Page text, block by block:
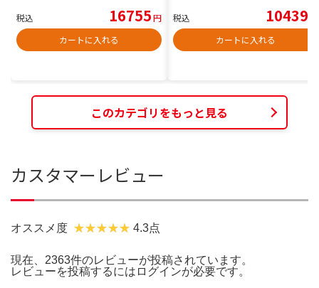
税込 16755円
カートに入れる
税込 10439
カートに入れる
このカテゴリをもっと見る
カスタマーレビュー
オススメ度 4.3点
現在、2363件のレビューが投稿されています。
レビューを投稿するには ログインが必要です。